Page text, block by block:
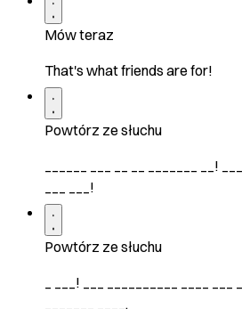
Mów teraz
That's what friends are for!
Powtórz ze słuchu
______ ___ __ __ _______ __!
___ ___!
Powtórz ze słuchu
_ ___! ___ __________ ____ ___
_______ ____.